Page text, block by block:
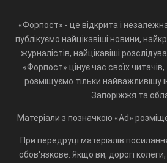
«Форпост» - це відкрита і
публікуємо найцікавіші новини,
журналістів, найцікавіші
«Форпост» цінує час своїх
розміщуємо тільки найважливішу
Запоріжжя та
Матеріали з позначкою «Ad»
При передруці матеріалів
обов'язкове. Якщо ви, дорогі